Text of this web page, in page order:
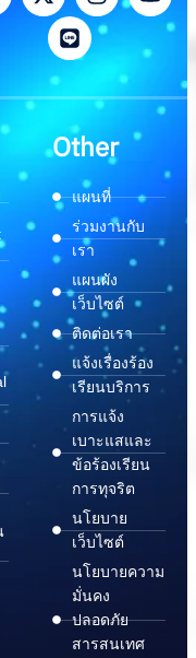
Other
แผนที่
ร่วมงานกับ
เรา
แผนผัง
เว็บไซต์
ติดต่อเรา
แจ้งเรื่องร้อง
เรียนบริการ
การแจ้ง
เบาะแสและ
ข้อร้องเรียน
การทุจริต
นโยบาย
เว็บไซต์
นโยบายความ
มั่นคง
ปลอดภัย
สารสนเทศ